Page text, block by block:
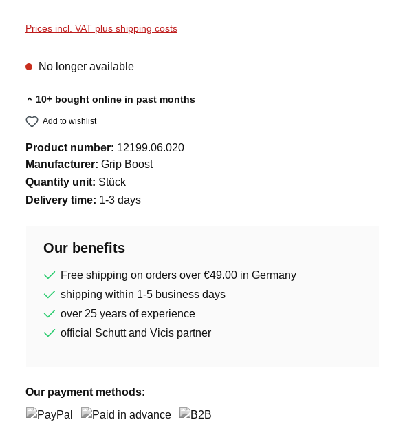
Prices incl. VAT plus shipping costs
No longer available
10+ bought online in past months
Add to wishlist
Product number: 12199.06.020
Manufacturer: Grip Boost
Quantity unit: Stück
Delivery time: 1-3 days
Our benefits
Free shipping on orders over €49.00 in Germany
shipping within 1-5 business days
over 25 years of experience
official Schutt and Vicis partner
Our payment methods: